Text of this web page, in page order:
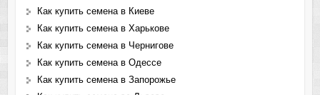
Как купить семена в Киеве
Как купить семена в Харькове
Как купить семена в Чернигове
Как купить семена в Одессе
Как купить семена в Запорожье